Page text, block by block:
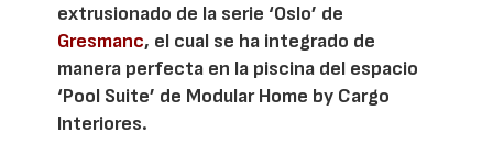
extrusionado de la serie ‘Oslo’ de
Gresmanc, el cual se ha integrado de
manera perfecta en la piscina del espacio
‘Pool Suite’ de Modular Home by Cargo
Interiores.